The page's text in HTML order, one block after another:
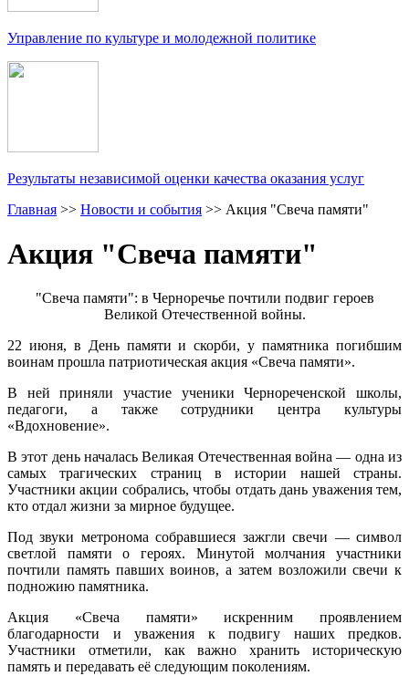
Управление по культуре и молодежной политике
Результаты независимой оценки качества оказания услуг
Главная >> Новости и события >> Акция "Свеча памяти"
Акция "Свеча памяти"
"Свеча памяти": в Черноречье почтили подвиг героев
Великой Отечественной войны.
22 июня, в День памяти и скорби, у памятника погибшим
воинам прошла патриотическая акция «Свеча памяти».
В ней приняли участие ученики Чернореченской школы,
педагоги, а также сотрудники центра культуры
«Вдохновение».
В этот день началась Великая Отечественная война — одна из
самых трагических страниц в истории нашей страны.
Участники акции собрались, чтобы отдать дань уважения тем,
кто отдал жизни за мирное будущее.
Под звуки метронома собравшиеся зажгли свечи — символ
светлой памяти о героях. Минутой молчания участники
почтили память павших воинов, а затем возложили свечи к
подножию памятника.
Акция «Свеча памяти» искренним проявлением
благодарности и уважения к подвигу наших предков.
Участники отметили, как важно хранить историческую
память и передавать её следующим поколениям.